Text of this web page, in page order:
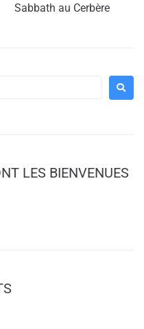
Sabbath au Cerbère
LES BIENVENUES